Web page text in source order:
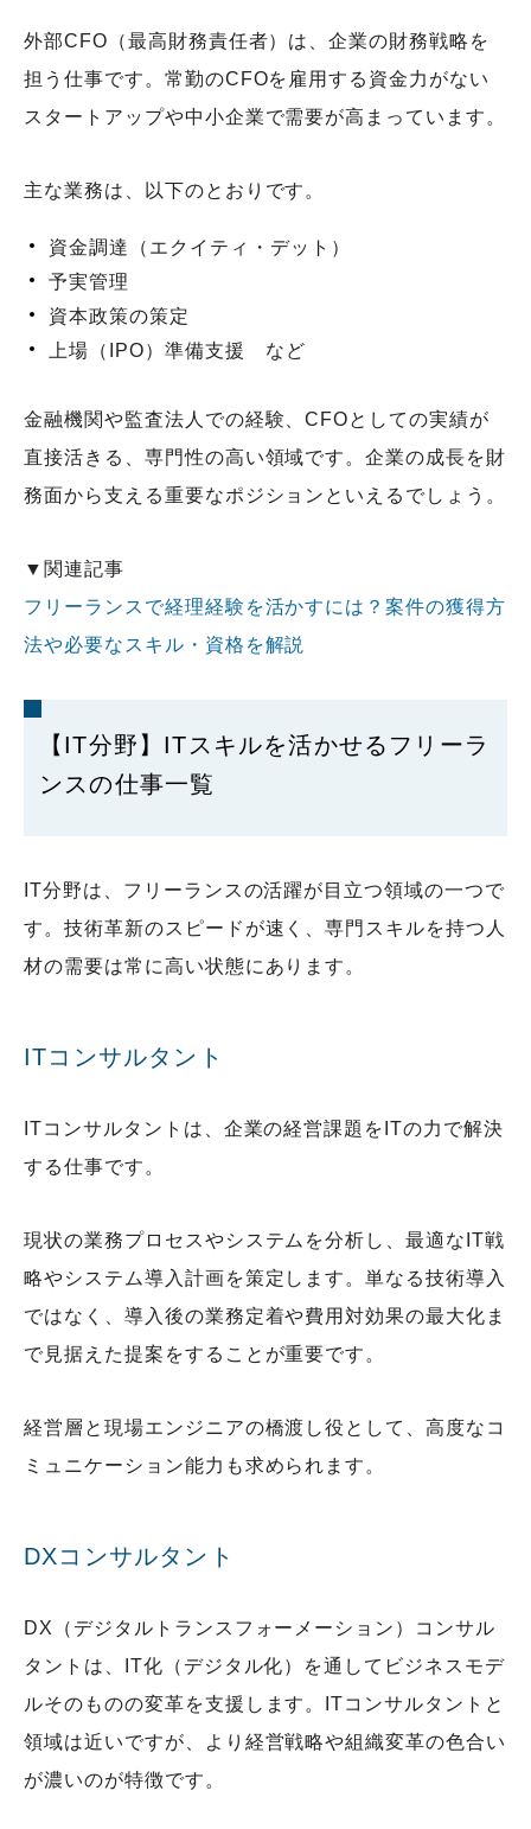
外部CFO（最高財務責任者）は、企業の財務戦略を
担う仕事です。常勤のCFOを雇用する資金力がない
スタートアップや中小企業で需要が高まっています。
主な業務は、以下のとおりです。
資金調達（エクイティ・デット）
予実管理
資本政策の策定
上場（IPO）準備支援 など
金融機関や監査法人での経験、CFOとしての実績が
直接活きる、専門性の高い領域です。企業の成長を財
務面から支える重要なポジションといえるでしょう。
▼関連記事
フリーランスで経理経験を活かすには？案件の獲得方
法や必要なスキル・資格を解説
【IT分野】ITスキルを活かせるフリーラ
ンスの仕事一覧
IT分野は、フリーランスの活躍が目立つ領域の一つで
す。技術革新のスピードが速く、専門スキルを持つ人
材の需要は常に高い状態にあります。
ITコンサルタント
ITコンサルタントは、企業の経営課題をITの力で解決
する仕事です。
現状の業務プロセスやシステムを分析し、最適なIT戦
略やシステム導入計画を策定します。単なる技術導入
ではなく、導入後の業務定着や費用対効果の最大化ま
で見据えた提案をすることが重要です。
経営層と現場エンジニアの橋渡し役として、高度なコ
ミュニケーション能力も求められます。
DXコンサルタント
DX（デジタルトランスフォーメーション）コンサル
タントは、IT化（デジタル化）を通してビジネスモデ
ルそのものの変革を支援します。ITコンサルタントと
領域は近いですが、より経営戦略や組織変革の色合い
が濃いのが特徴です。